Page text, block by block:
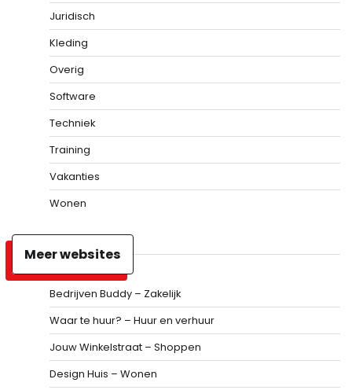
Juridisch
Kleding
Overig
Software
Techniek
Training
Vakanties
Wonen
Meer websites
Bedrijven Buddy – Zakelijk
Waar te huur? – Huur en verhuur
Jouw Winkelstraat – Shoppen
Design Huis – Wonen